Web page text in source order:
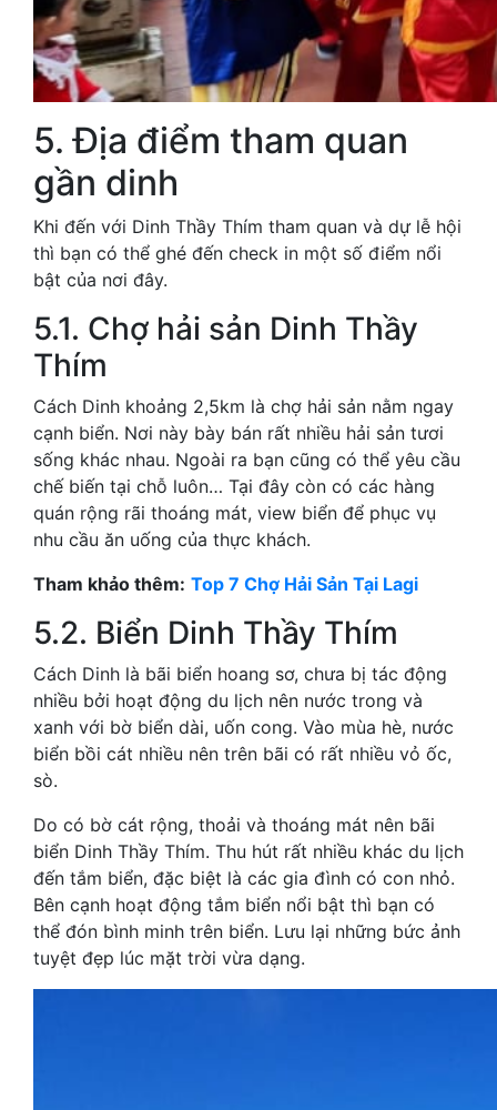
5. Địa điểm tham quan
gần dinh
Khi đến với Dinh Thầy Thím tham quan và dự lễ hội
thì bạn có thể ghé đến check in một số điểm nổi
bật của nơi đây.
5.1. Chợ hải sản Dinh Thầy
Thím
Cách Dinh khoảng 2,5km là chợ hải sản nằm ngay
cạnh biển. Nơi này bày bán rất nhiều hải sản tươi
sống khác nhau. Ngoài ra bạn cũng có thể yêu cầu
chế biến tại chỗ luôn… Tại đây còn có các hàng
quán rộng rãi thoáng mát, view biển để phục vụ
nhu cầu ăn uống của thực khách.
Tham khảo thêm: Top 7 Chợ Hải Sản Tại Lagi
5.2. Biển Dinh Thầy Thím
Cách Dinh là bãi biển hoang sơ, chưa bị tác động
nhiều bởi hoạt động du lịch nên nước trong và
xanh với bờ biển dài, uốn cong. Vào mùa hè, nước
biển bồi cát nhiều nên trên bãi có rất nhiều vỏ ốc,
sò.
Do có bờ cát rộng, thoải và thoáng mát nên bãi
biển Dinh Thầy Thím. Thu hút rất nhiều khác du lịch
đến tắm biển, đặc biệt là các gia đình có con nhỏ.
Bên cạnh hoạt động tắm biển nổi bật thì bạn có
thể đón bình minh trên biển. Lưu lại những bức ảnh
tuyệt đẹp lúc mặt trời vừa dạng.